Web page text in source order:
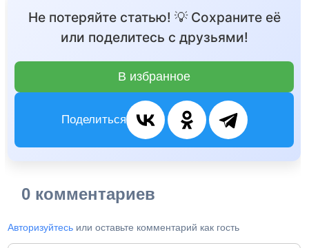
Не потеряйте статью! 💡 Сохраните её
или поделитесь с друзьями!
В избранное
Поделиться
0 комментариев
Авторизуйтесь или оставьте комментарий как гость